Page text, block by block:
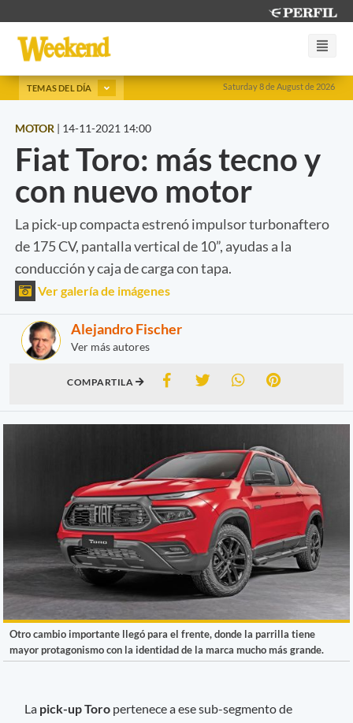
Saturday 8 de August de 2026
TEMAS DEL DÍA
MOTOR | 14-11-2021 14:00
Fiat Toro: más tecno y
con nuevo motor
La pick-up compacta estrenó impulsor turbonaftero
de 175 CV, pantalla vertical de 10”, ayudas a la
conducción y caja de carga con tapa.
Ver galería de imágenes
Alejandro Fischer
Ver más autores
COMPARTILA
Otro cambio importante llegó para el frente, donde la parrilla tiene
mayor protagonismo con la identidad de la marca mucho más grande.
La pick-up Toro pertenece a ese sub-segmento de